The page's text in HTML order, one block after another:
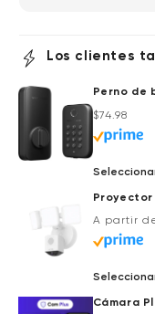
*Cam Plus
the first month. No
Los clientes
Perno de
Precio
Precio
$74.98
Proyector
Precio
Precio
A partir
Cámara